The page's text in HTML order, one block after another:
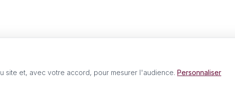
site et, avec votre accord, pour mesurer l'audience. Personnaliser